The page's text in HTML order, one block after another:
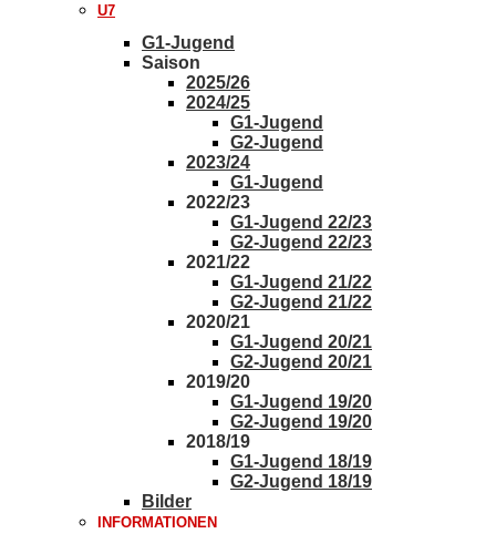
U7
G1-Jugend
Saison
2025/26
2024/25
G1-Jugend
G2-Jugend
2023/24
G1-Jugend
2022/23
G1-Jugend 22/23
G2-Jugend 22/23
2021/22
G1-Jugend 21/22
G2-Jugend 21/22
2020/21
G1-Jugend 20/21
G2-Jugend 20/21
2019/20
G1-Jugend 19/20
G2-Jugend 19/20
2018/19
G1-Jugend 18/19
G2-Jugend 18/19
Bilder
INFORMATIONEN